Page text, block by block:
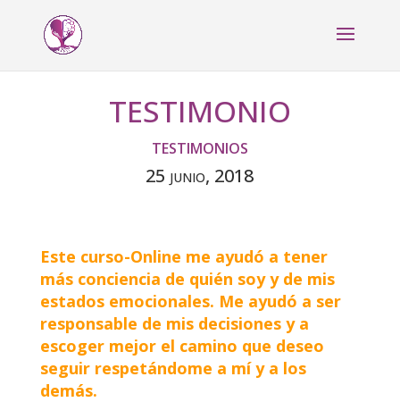
TESTIMONIO
TESTIMONIOS
25 junio, 2018
Este curso-Online me ayudó a tener
más conciencia de quién soy y de mis
estados emocionales. Me ayudó a ser
responsable de mis decisiones y a
escoger mejor el camino que deseo
seguir respetándome a mí y a los
demás.